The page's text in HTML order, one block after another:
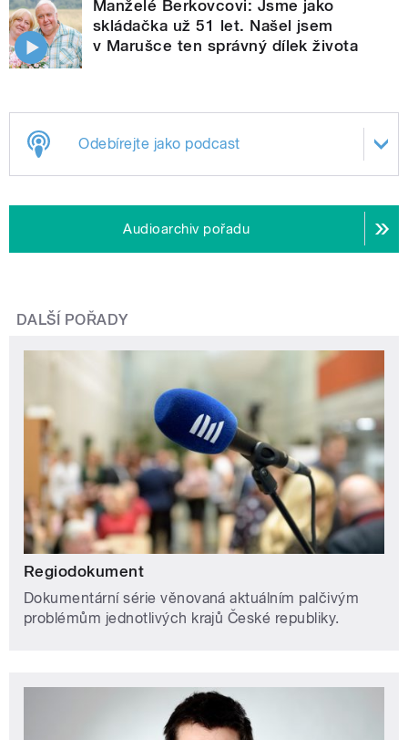
Manželé Berkovcovi: Jsme jako
skládačka už 51 let. Našel jsem
v Marušce ten správný dílek života
Odebírejte jako podcast
Audioarchiv pořadu
DALŠÍ POŘADY
Regiodokument
Dokumentární série věnovaná aktuálním palčivým
problémům jednotlivých krajů České republiky.